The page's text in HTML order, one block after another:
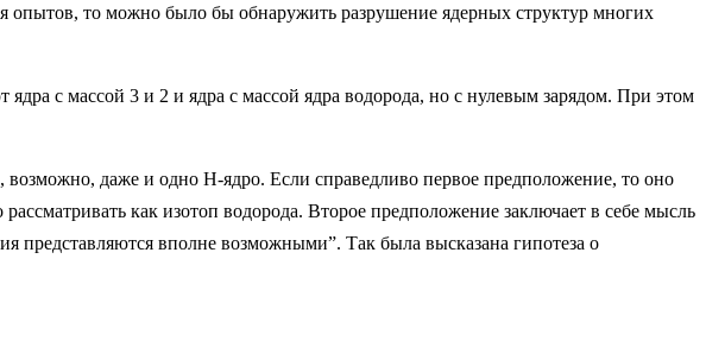
то можно было бы обнаружить разрушение ядерных структур многих
с массой 3 и 2 и ядра с массой ядра водорода, но с нулевым зарядом. При этом
даже и одно Н-ядро. Если справедливо первое предположение, то оно
как изотоп водорода. Второе предположение заключает в себе мысль
представляются вполне возможными”. Так была высказана гипотеза о